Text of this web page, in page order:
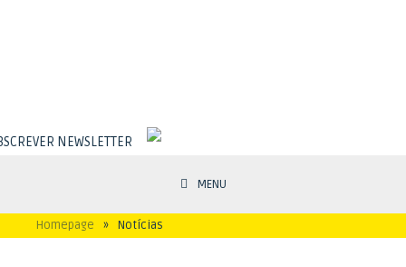
MENU
NEWSLETTER
Homepage » Notícias